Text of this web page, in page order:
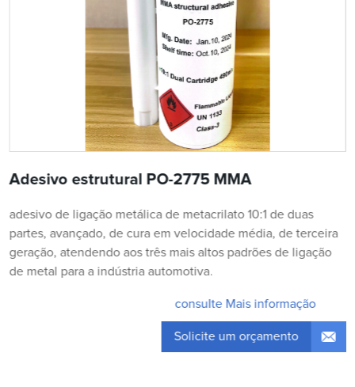
Adesivo estrutural PO-2775 MMA
adesivo de ligação metálica de metacrilato 10:1 de duas
partes, avançado, de cura em velocidade média, de terceira
geração, atendendo aos três mais altos padrões de ligação
de metal para a indústria automotiva.
consulte Mais informação
Solicite um orçamento